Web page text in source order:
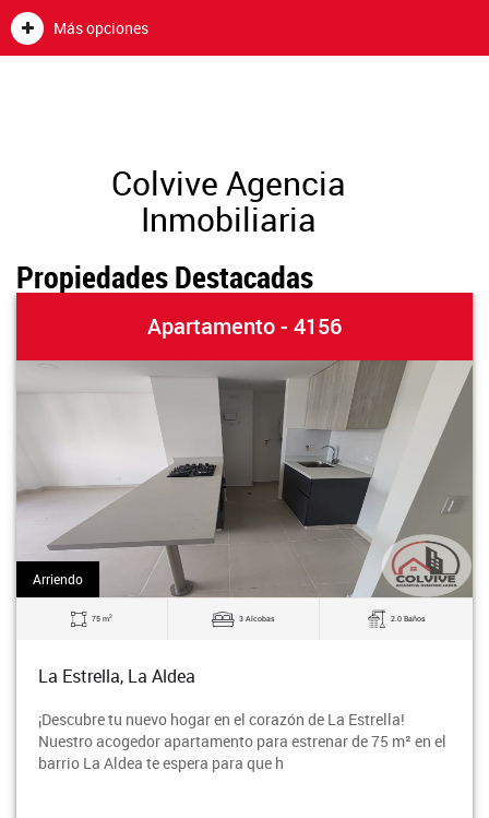
Más opciones
Colvive Agencia
Inmobiliaria
Propiedades Destacadas
Apartamento - 4156
Arriendo
75 m2 3 Alcobas 2.0 Baños
La Estrella, La Aldea
¡Descubre tu nuevo hogar en el corazón de La Estrella!
Nuestro acogedor apartamento para estrenar de 75 m² en el
barrio La Aldea te espera para que h